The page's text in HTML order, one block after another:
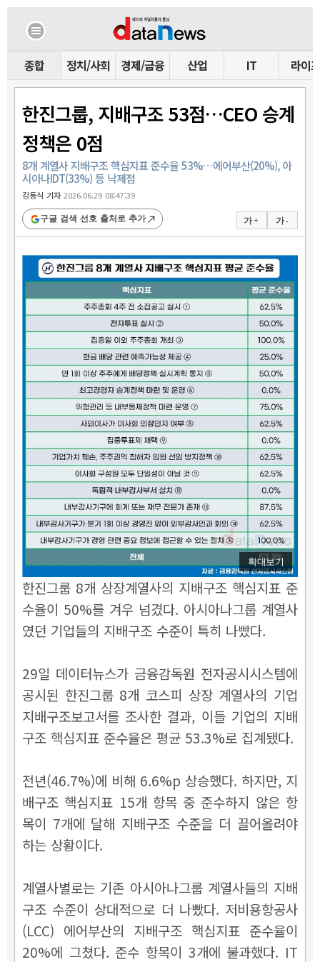
종합 정치/사회 경제/금융 산업 IT 라이프
한진그룹, 지배구조 53점…CEO 승계
정책은 0점
8개 계열사 지배구조 핵심지표 준수율 53%…에어부산(20%), 아
시아나IDT(33%) 등 낙제점
강동식 기자2026.06.29 08:47:39
가 + 가 -
구글 검색 선호 출처로 추가
확대보기
한진그룹 8개 상장계열사의 지배구조 핵심지표 준
수율이 50%를 겨우 넘겼다. 아시아나그룹 계열사
였던 기업들의 지배구조 수준이 특히 나빴다.
29일 데이터뉴스가 금융감독원 전자공시시스템에
공시된 한진그룹 8개 코스피 상장 계열사의 기업
지배구조보고서를 조사한 결과, 이들 기업의 지배
구조 핵심지표 준수율은 평균 53.3%로 집계됐다.
전년(46.7%)에 비해 6.6%p 상승했다. 하지만, 지
배구조 핵심지표 15개 항목 중 준수하지 않은 항
목이 7개에 달해 지배구조 수준을 더 끌어올려야
하는 상황이다.
계열사별로는 기존 아시아나그룹 계열사들의 지배
구조 수준이 상대적으로 더 나빴다. 저비용항공사
(LCC) 에어부산의 지배구조 핵심지표 준수율이
20%에 그쳤다. 준수 항목이 3개에 불과했다. IT